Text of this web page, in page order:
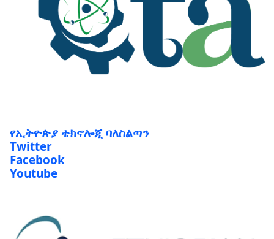
የኢትዮጵያ ቴክኖሎጂ ባለስልጣን
Twitter
Facebook
Youtube